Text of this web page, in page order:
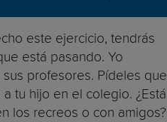
este ejercicio, tendrás
está pasando. Yo
profesores. Pídeles que
tu hijo en el colegio. ¿Está
los recreos o con amigos?